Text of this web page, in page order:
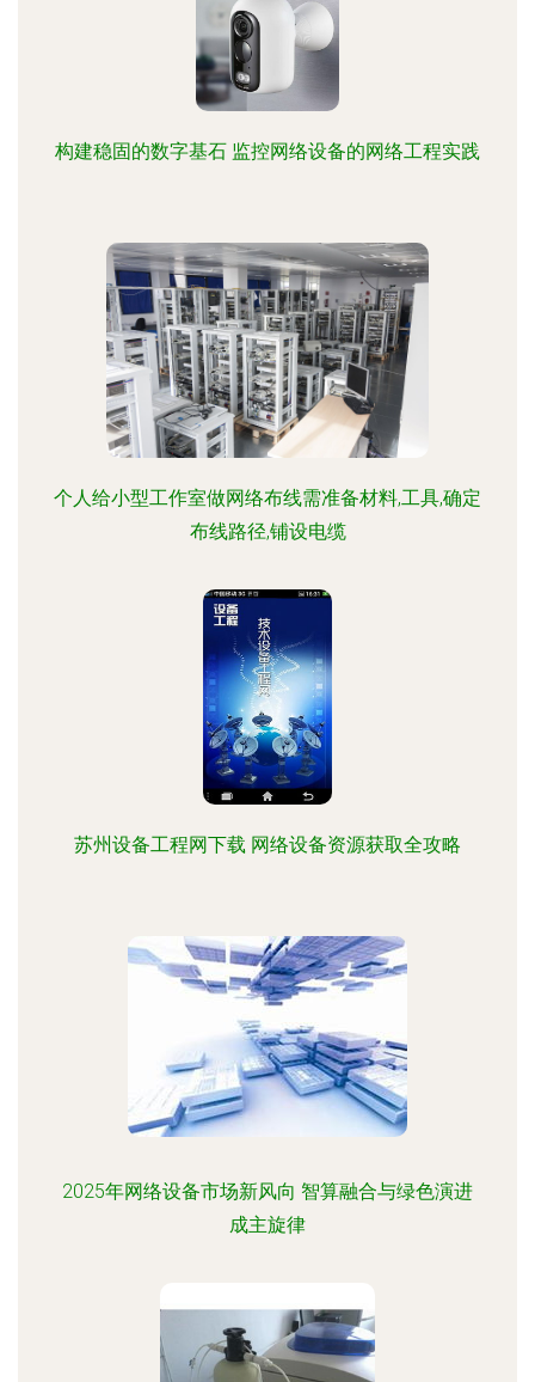
构建稳固的数字基石 监控网络设备的网络工程实践
个人给小型工作室做网络布线需准备材料,工具,确定
布线路径,铺设电缆
苏州设备工程网下载 网络设备资源获取全攻略
2025年网络设备市场新风向 智算融合与绿色演进
成主旋律